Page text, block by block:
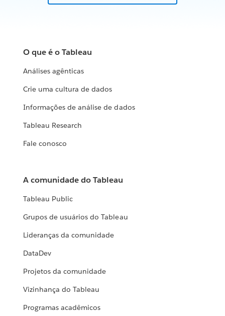
O que é o Tableau
Análises agênticas
Crie uma cultura de dados
Informações de análise de dados
Tableau Research
Fale conosco
A comunidade do Tableau
Tableau Public
Grupos de usuários do Tableau
Lideranças da comunidade
DataDev
Projetos da comunidade
Vizinhança do Tableau
Programas acadêmicos